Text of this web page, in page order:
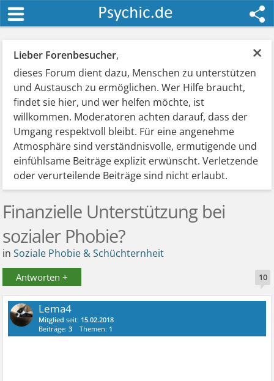
×
Lieber Forenbesucher,
dieses Forum dient dazu, Menschen zu unterstützen
und Austausch zu ermöglichen. Wer Hilfe braucht,
findet sie hier, und wer helfen möchte, ist
willkommen. Moderatoren achten darauf, dass der
Umgang respektvoll bleibt. Für eine angenehme
Atmosphäre sind verständnisvolle, ermutigende und
einfühlsame Beiträge explizit erwünscht. Verletzende
oder verurteilende Beiträge sind nicht erlaubt.
Finanzielle Unterstützung bei
sozialer Phobie?
inSoziale Phobie & Schüchternheit
Antworten + 10
Lema4
Mitglied seit: 15.02.2018
Beiträge:3 Themen: 1